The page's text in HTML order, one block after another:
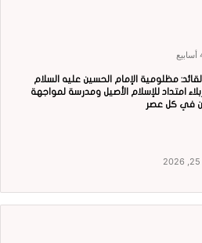
مظلومية الإمام الحسين عليه السلام
امتداد للإسلام الأصيل ومدرسة لمواجهة
في كل عصر